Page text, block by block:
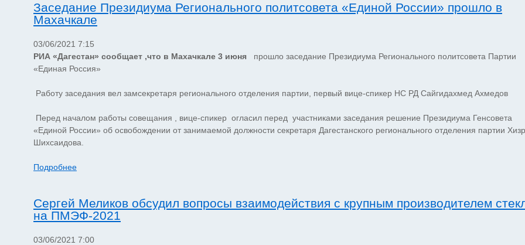
Заседание Президиума Регионального политсовета «Единой России» прошло в
Махачкале
03/06/2021 7:15
РИА «Дагестан» сообщает ,что в Махачкале 3 июня
прошло заседание Президиума Регионального политсовета Партии
«Единая Россия»
Работу заседания вел замсекретаря регионального отделения партии, первый вице-спикер НС РД Сайгидахмед Ахмедов
Перед началом работы совещания , вице-спикер огласил перед участниками заседания решение Президиума Генсовета
«Единой России» об освобождении от занимаемой должности секретаря Дагестанского регионального отделения партии
Шихсаидова.
Подробнее
Сергей Меликов обсудил вопросы взаимодействия с крупным производителем
на ПМЭФ-2021
03/06/2021 7:00